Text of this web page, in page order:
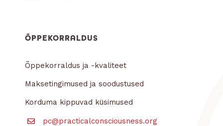
ÕPPEKORRALDUS
Õppekorraldus ja -kvaliteet
Maksetingimused ja soodustused
Korduma kippuvad küsimused
pc@practicalconsciousness.org